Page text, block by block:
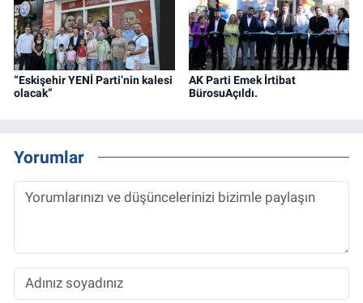
“Eskişehir YENİ Parti’nin kalesi
olacak”
AK Parti Emek İrtibat
BürosuAçıldı.
Yorumlar